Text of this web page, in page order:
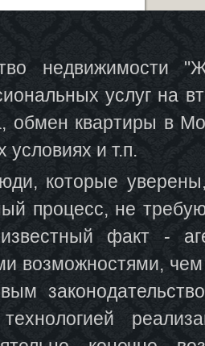
недвижимости
услуг на
обмен квартиры в
условиях и т.п.
которые
процесс, не
факт -
возможностями,
технологией